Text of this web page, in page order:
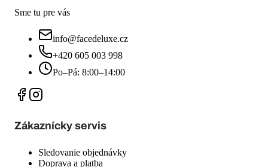
Sme tu pre vás
info@facedeluxe.cz
+420 605 003 998
Po–Pá: 8:00–14:00
Zákaznícky servis
Sledovanie objednávky
Doprava a platba